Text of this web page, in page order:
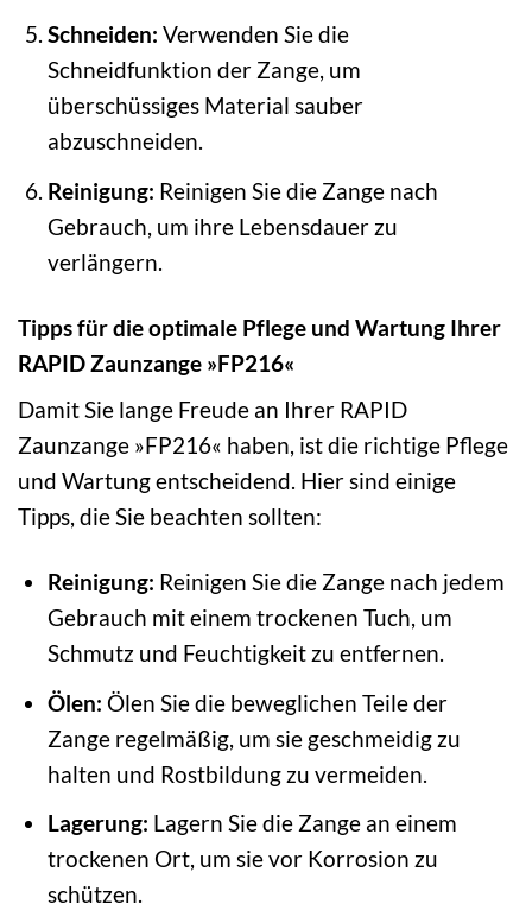
Schneiden: Verwenden Sie die
Schneidfunktion der Zange, um
überschüssiges Material sauber
abzuschneiden.
Reinigung: Reinigen Sie die Zange nach
Gebrauch, um ihre Lebensdauer zu
verlängern.
Tipps für die optimale Pflege und Wartung Ihrer
RAPID Zaunzange »FP216«
Damit Sie lange Freude an Ihrer RAPID
Zaunzange »FP216« haben, ist die richtige Pflege
und Wartung entscheidend. Hier sind einige
Tipps, die Sie beachten sollten:
Reinigung: Reinigen Sie die Zange nach jedem
Gebrauch mit einem trockenen Tuch, um
Schmutz und Feuchtigkeit zu entfernen.
Ölen: Ölen Sie die beweglichen Teile der
Zange regelmäßig, um sie geschmeidig zu
halten und Rostbildung zu vermeiden.
Lagerung: Lagern Sie die Zange an einem
trockenen Ort, um sie vor Korrosion zu
schützen.